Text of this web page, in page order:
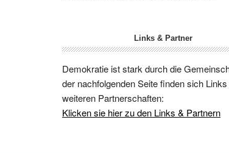
Links & Partner
Demokratie ist stark durch die
der nachfolgenden Seite finden sich
weiteren Partnerschaften:
Klicken sie hier zu den Links & Partnern